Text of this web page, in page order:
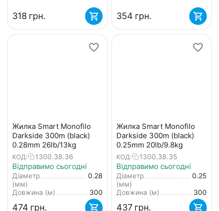
‍318‍ грн. ‍354‍ грн.
Жилка Smart Monofilo
Darkside 300m (black)
0.28mm 26lb/13kg
КОД: 1300.38.36
Відправимо сьогодні
Діаметр
(мм)
0.28
Довжина (м)
300
‍474‍ грн.
Жилка Smart Monofilo
Darkside 300m (black)
0.25mm 20lb/9.8kg
КОД: 1300.38.35
Відправимо сьогодні
Діаметр
(мм)
0.25
Довжина (м)
300
‍437‍ грн.